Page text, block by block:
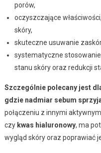
porów,
oczyszczające
skóry,
skuteczne usuwanie
systematyczne
stanu skóry oraz redukcji
Szczególnie polecany jest
gdzie nadmiar sebum
połączeniu z innymi
czy kwas hialuronowy, ma
wygląd skóry oraz poprawiać